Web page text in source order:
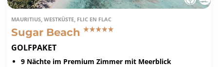
MAURITIUS, WESTKÜSTE, FLIC EN FLAC
Sugar Beach
GOLFPAKET
9 Nächte im Premium Zimmer mit Meerblick